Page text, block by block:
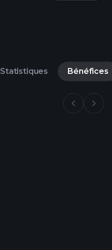
Statistiques Bénéfices